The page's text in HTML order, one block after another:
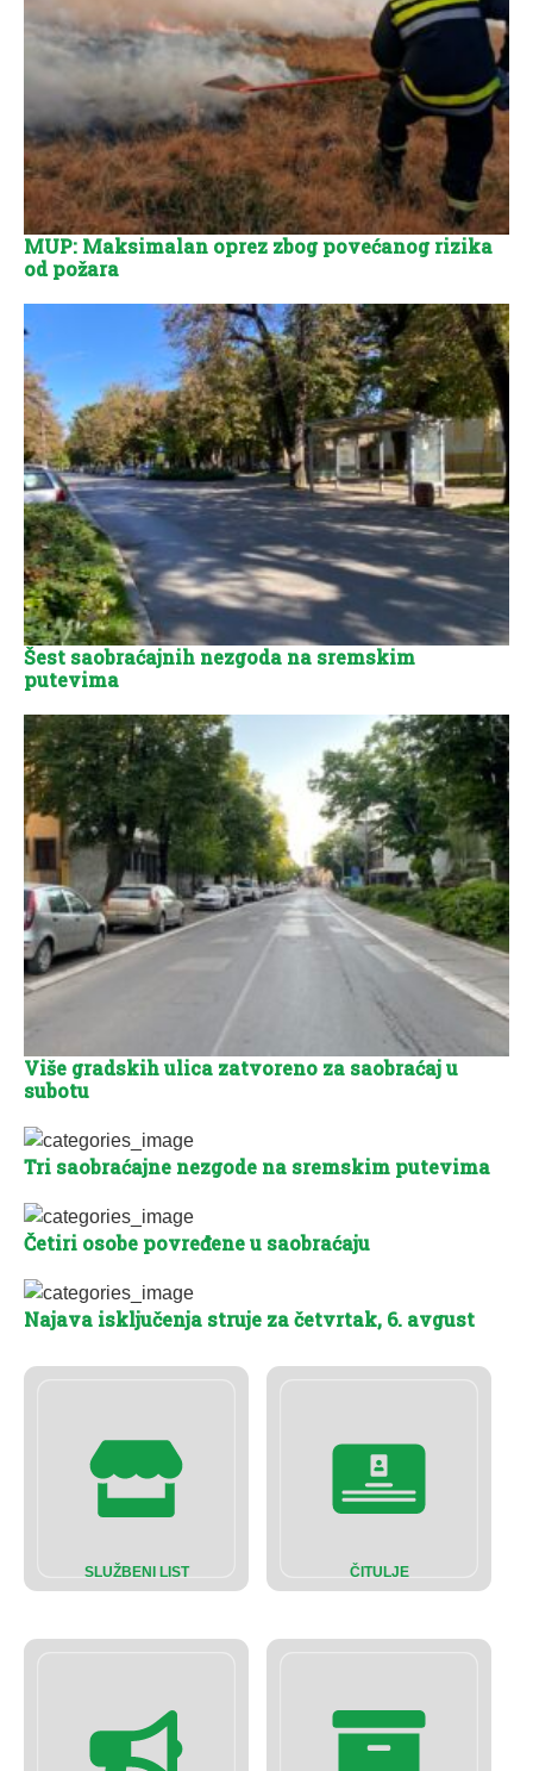
SLUŽBENI LIST ČITULJE
MUP: Maksimalan oprez zbog povećanog rizika
od požara
Šest saobraćajnih nezgoda na sremskim
putevima
Više gradskih ulica zatvoreno za saobraćaj u
subotu
Tri saobraćajne nezgode na sremskim putevima
Četiri osobe povređene u saobraćaju
Najava isključenja struje za četvrtak, 6. avgust